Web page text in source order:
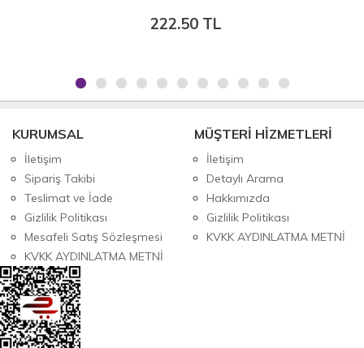
KURUMSAL
İletişim
Sipariş Takibi
Teslimat ve İade
Gizlilik Politikası
Mesafeli Satış Sözleşmesi
KVKK AYDINLATMA METNİ
MÜŞTERİ HİZMETLERİ
İletişim
Detaylı Arama
Hakkımızda
Gizlilik Politikası
KVKK AYDINLATMA METNİ